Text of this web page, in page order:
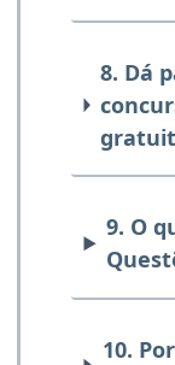
8. Dá
9. O
10.